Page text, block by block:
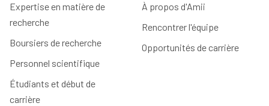
Expertise en matière de
recherche
Boursiers de recherche
Personnel scientifique
Étudiants et début de
carrière
À propos d'Amii
Rencontrer l'équipe
Opportunités de carrière